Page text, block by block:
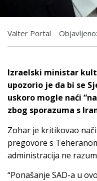
Valter Portal Objavljeno:
Izraelski ministar
upozorio je da bi se
uskoro mogle naći
zbog sporazuma s
Zohar je kritikovao
pregovore s
administracija ne
“Ponašanje SAD-a u